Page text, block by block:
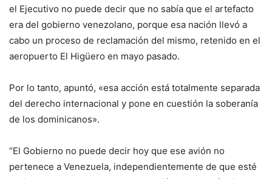
el Ejecutivo no puede decir que no sabía que el artefacto
era del gobierno venezolano, porque esa nación llevó a
cabo un proceso de reclamación del mismo, retenido en el
aeropuerto El Higüero en mayo pasado.
Por lo tanto, apuntó, «esa acción está totalmente separada
del derecho internacional y pone en cuestión la soberanía
de los dominicanos».
“El Gobierno no puede decir hoy que ese avión no
pertenece a Venezuela, independientemente de que esté